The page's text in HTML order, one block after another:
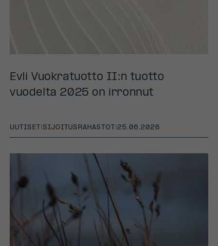
Evli Vuokratuotto II:n tuotto
vuodelta 2025 on irronnut
UUTISET |SIJOITUSRAHASTOT |25.06.2026